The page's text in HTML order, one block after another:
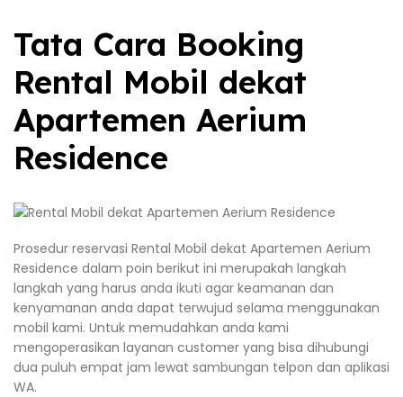
Tata Cara Booking
Rental Mobil dekat
Apartemen Aerium
Residence
Prosedur reservasi Rental Mobil dekat Apartemen Aerium
Residence dalam poin berikut ini merupakah langkah
langkah yang harus anda ikuti agar keamanan dan
kenyamanan anda dapat terwujud selama menggunakan
mobil kami. Untuk memudahkan anda kami
mengoperasikan layanan customer yang bisa dihubungi
dua puluh empat jam lewat sambungan telpon dan aplikasi
WA.